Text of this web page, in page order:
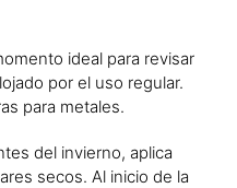
ideal para revisar
por el uso regular.
para metales.
del invierno, aplica
secos. Al inicio de la